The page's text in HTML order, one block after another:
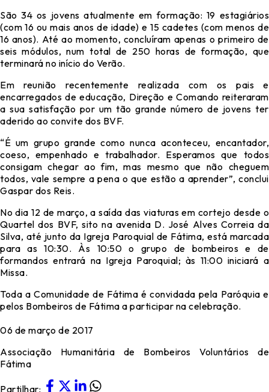
São 34 os jovens atualmente em formação: 19 estagiários
(com 16 ou mais anos de idade) e 15 cadetes (com menos de
16 anos). Até ao momento, concluíram apenas o primeiro de
seis módulos, num total de 250 horas de formação, que
terminará no início do Verão.
Em reunião recentemente realizada com os pais e
encarregados de educação, Direção e Comando reiteraram
a sua satisfação por um tão grande número de jovens ter
aderido ao convite dos BVF.
“É um grupo grande como nunca aconteceu, encantador,
coeso, empenhado e trabalhador. Esperamos que todos
consigam chegar ao fim, mas mesmo que não cheguem
todos, vale sempre a pena o que estão a aprender”, conclui
Gaspar dos Reis.
No dia 12 de março, a saída das viaturas em cortejo desde o
Quartel dos BVF, sito na avenida D. José Alves Correia da
Silva, até junto da Igreja Paroquial de Fátima, está marcada
para as 10:30. Às 10:50 o grupo de bombeiros e de
formandos entrará na Igreja Paroquial; às 11:00 iniciará a
Missa.
Toda a Comunidade de Fátima é convidada pela Paróquia e
pelos Bombeiros de Fátima a participar na celebração.
06 de março de 2017
Associação Humanitária de Bombeiros Voluntários de
Fátima
Partilhar: